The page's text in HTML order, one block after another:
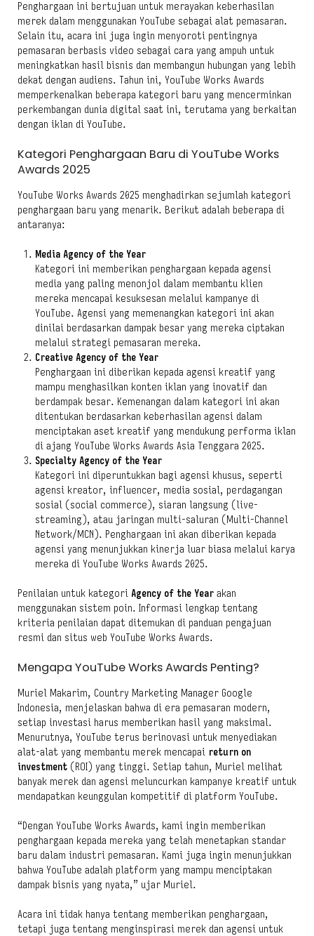
Penghargaan ini bertujuan untuk merayakan keberhasilan
merek dalam menggunakan YouTube sebagai alat pemasaran.
Selain itu, acara ini juga ingin menyoroti pentingnya
pemasaran berbasis video sebagai cara yang ampuh untuk
meningkatkan hasil bisnis dan membangun hubungan yang lebih
dekat dengan audiens. Tahun ini, YouTube Works Awards
memperkenalkan beberapa kategori baru yang mencerminkan
perkembangan dunia digital saat ini, terutama yang berkaitan
dengan iklan di YouTube.
Kategori Penghargaan Baru di YouTube Works
Awards 2025
YouTube Works Awards 2025 menghadirkan sejumlah kategori
penghargaan baru yang menarik. Berikut adalah beberapa di
antaranya:
Media Agency of the Year
Kategori ini memberikan penghargaan kepada agensi
media yang paling menonjol dalam membantu klien
mereka mencapai kesuksesan melalui kampanye di
YouTube. Agensi yang memenangkan kategori ini akan
dinilai berdasarkan dampak besar yang mereka ciptakan
melalui strategi pemasaran mereka.
Creative Agency of the Year
Penghargaan ini diberikan kepada agensi kreatif yang
mampu menghasilkan konten iklan yang inovatif dan
berdampak besar. Kemenangan dalam kategori ini akan
ditentukan berdasarkan keberhasilan agensi dalam
menciptakan aset kreatif yang mendukung performa iklan
di ajang YouTube Works Awards Asia Tenggara 2025.
Specialty Agency of the Year
Kategori ini diperuntukkan bagi agensi khusus, seperti
agensi kreator, influencer, media sosial, perdagangan
sosial (social commerce), siaran langsung (live-
streaming), atau jaringan multi-saluran (Multi-Channel
Network/MCN). Penghargaan ini akan diberikan kepada
agensi yang menunjukkan kinerja luar biasa melalui karya
mereka di YouTube Works Awards 2025.
Penilaian untuk kategori Agency of the Year akan
menggunakan sistem poin. Informasi lengkap tentang
kriteria penilaian dapat ditemukan di panduan pengajuan
resmi dan situs web YouTube Works Awards.
Mengapa YouTube Works Awards Penting?
Muriel Makarim, Country Marketing Manager Google
Indonesia, menjelaskan bahwa di era pemasaran modern,
setiap investasi harus memberikan hasil yang maksimal.
Menurutnya, YouTube terus berinovasi untuk menyediakan
alat-alat yang membantu merek mencapai return on
investment (ROI) yang tinggi. Setiap tahun, Muriel melihat
banyak merek dan agensi meluncurkan kampanye kreatif untuk
mendapatkan keunggulan kompetitif di platform YouTube.
“Dengan YouTube Works Awards, kami ingin memberikan
penghargaan kepada mereka yang telah menetapkan standar
baru dalam industri pemasaran. Kami juga ingin menunjukkan
bahwa YouTube adalah platform yang mampu menciptakan
dampak bisnis yang nyata,” ujar Muriel.
Acara ini tidak hanya tentang memberikan penghargaan,
tetapi juga tentang menginspirasi merek dan agensi untuk